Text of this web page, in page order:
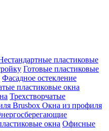
пластиковые
Готовые пластиковые
Фасадное остекление
пластиковые окна
Трехстворчатые
Brusbox Окна из профиля
окна Офисные